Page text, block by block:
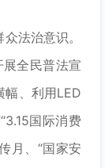
法治意识。
展全民普法宣
幅、利用LED
国际消费
月、“国家安